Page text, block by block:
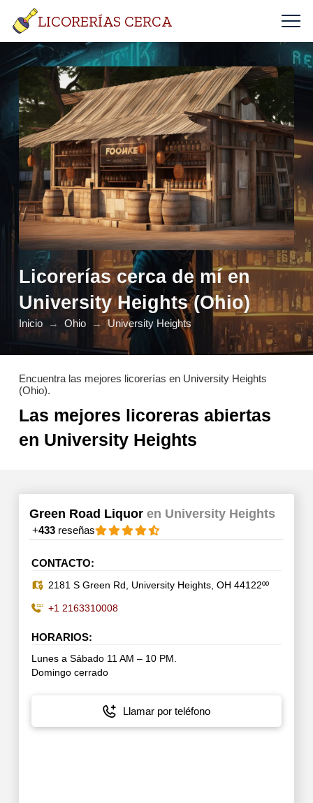
LICORERÍAS CERCA
Licorerías cerca de mí en
University Heights (Ohio)
Inicio → Ohio → University Heights
Encuentra las mejores licorerías en University Heights
(Ohio).
Las mejores licoreras abiertas
en University Heights
Green Road Liquor en University Heights
+433reseñas
CONTACTO:
2181 S Green Rd, University Heights, OH 44122ºº
+1 2163310008
HORARIOS:
Lunes a Sábado 11 AM – 10 PM.
Domingo cerrado
Llamar por teléfono